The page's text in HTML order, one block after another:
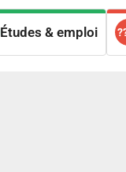
Études & emploi